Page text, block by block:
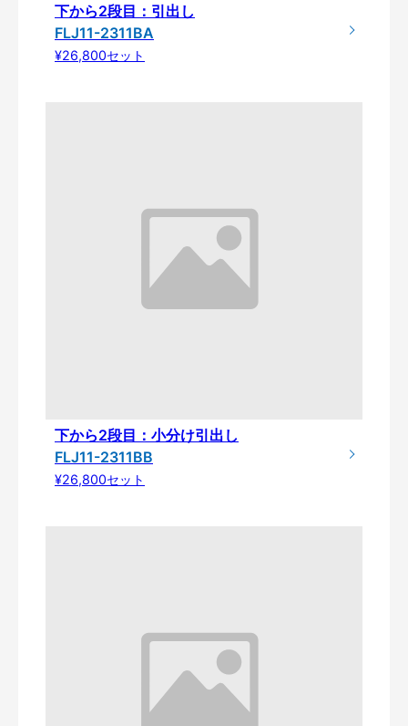
下から2段目：引出し
FLJ11-2311BA
¥26,800セット
下から2段目：小分け引出し
FLJ11-2311BB
¥26,800セット